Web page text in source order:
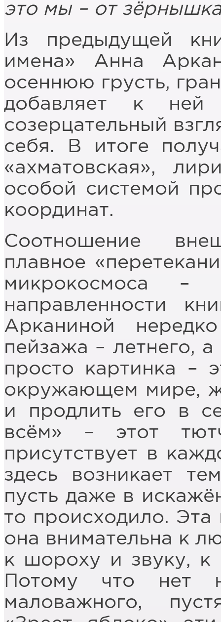
это мы – от
Из предыдущей
имена» Анна
осеннюю грусть,
добавляет к ней
созерцательный
себя. В итоге
«ахматовская»,
особой системой
координат.
Соотношение
плавное
микрокосмоса –
направленности
Арканиной
пейзажа – летнего,
просто картинка –
окружающем мире,
и продлить его в
всём» – этот
присутствует в
здесь возникает
пусть даже в
то происходило. Эта
она внимательна к
к шороху и звуку,
Потому что нет
маловажного,